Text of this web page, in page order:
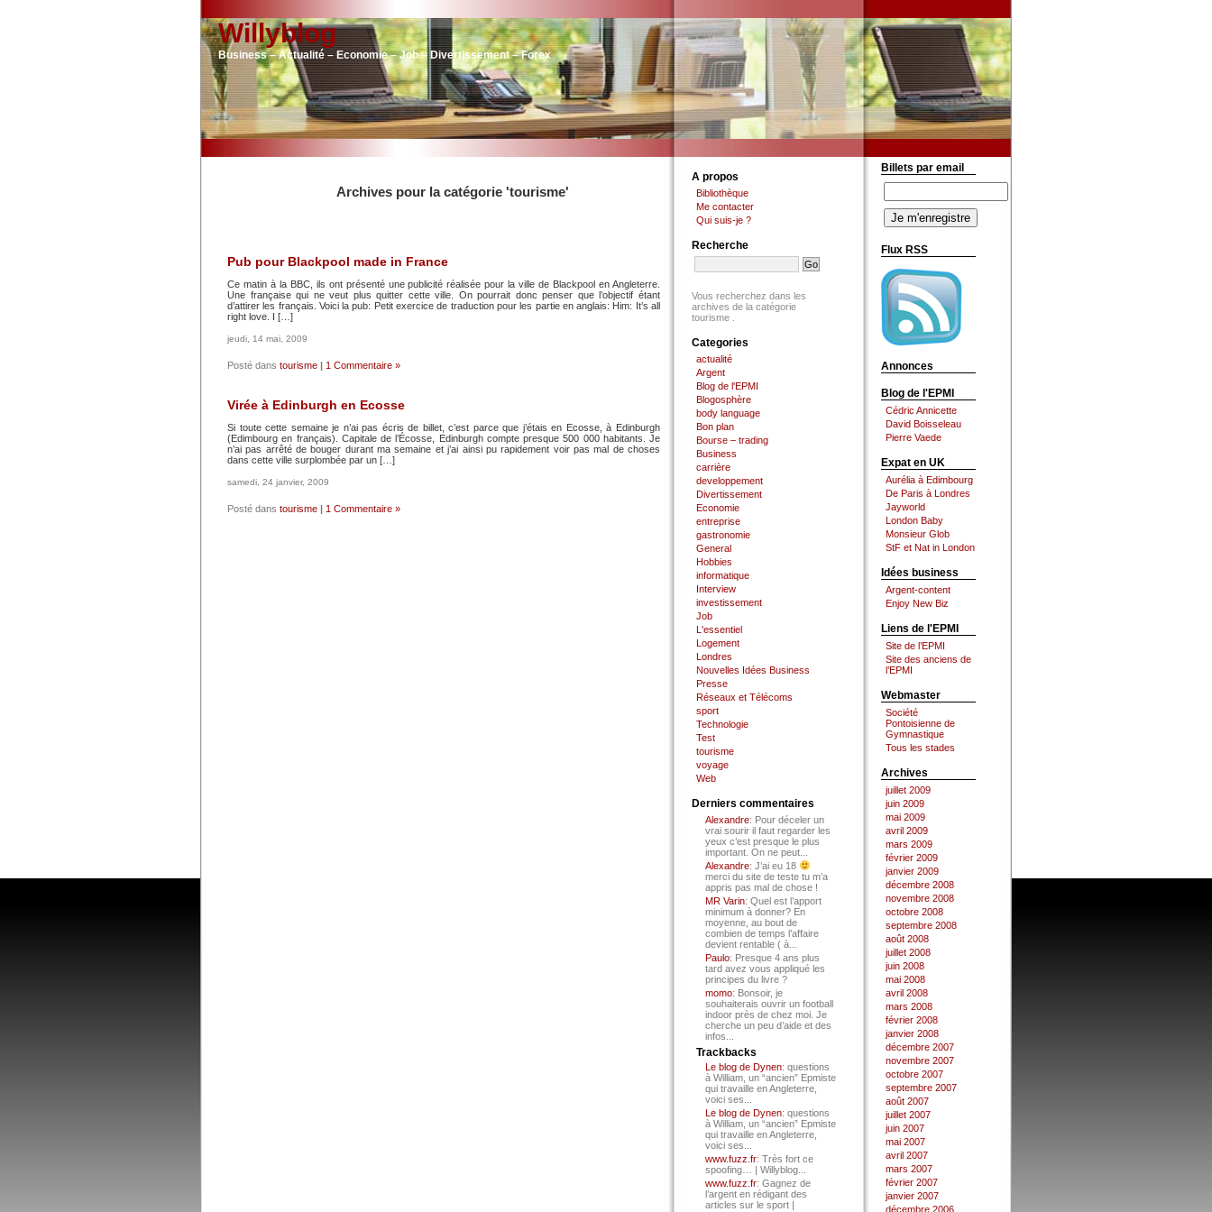
Willyblog
Business – Actualité – Economie – Job – Divertissement – Forex
Archives pour la catégorie 'tourisme'
Pub pour Blackpool made in France
Ce matin à la BBC, ils ont présenté une publicité réalisée pour la ville de Blackpool en Angleterre.
Une française qui ne veut plus quitter cette ville. On pourrait donc penser que l’objectif étant
d’attirer les français. Voici la pub: Petit exercice de traduction pour les partie en anglais: Him: It’s all
right love. I […]
jeudi, 14 mai, 2009
Posté dans tourisme | 1 Commentaire »
Virée à Edinburgh en Ecosse
Si toute cette semaine je n’ai pas écris de billet, c’est parce que j’étais en Ecosse, à Edinburgh
(Edimbourg en français). Capitale de l’Écosse, Edinburgh compte presque 500 000 habitants. Je
n’ai pas arrêté de bouger durant ma semaine et j’ai ainsi pu rapidement voir pas mal de choses
dans cette ville surplombée par un […]
samedi, 24 janvier, 2009
Posté dans tourisme | 1 Commentaire »
A propos
Bibliothèque
Me contacter
Qui suis-je ?
Recherche
Vous recherchez dans les
archives de la catégorie
tourisme .
Categories
actualité
Argent
Blog de l'EPMI
Blogosphère
body language
Bon plan
Bourse – trading
Business
carrière
developpement
Divertissement
Economie
entreprise
gastronomie
General
Hobbies
informatique
Interview
investissement
Job
L'essentiel
Logement
Londres
Nouvelles Idées Business
Presse
Réseaux et Télécoms
sport
Technologie
Test
tourisme
voyage
Web
Derniers commentaires
Alexandre: Pour déceler un
vrai sourir il faut regarder les
yeux c’est presque le plus
important. On ne peut...
Alexandre: J’ai eu 18
merci du site de teste tu m’a
appris pas mal de chose !
MR Varin: Quel est l’apport
minimum à donner? En
moyenne, au bout de
combien de temps l’affaire
devient rentable ( à...
Paulo: Presque 4 ans plus
tard avez vous appliqué les
principes du livre ?
momo: Bonsoir, je
souhaiterais ouvrir un football
indoor près de chez moi. Je
cherche un peu d’aide et des
infos...
Trackbacks
Le blog de Dynen: questions
à William, un “ancien” Epmiste
qui travaille en Angleterre,
voici ses...
Le blog de Dynen: questions
à William, un “ancien” Epmiste
qui travaille en Angleterre,
voici ses...
www.fuzz.fr: Très fort ce
spoofing… | Willyblog...
www.fuzz.fr: Gagnez de
l’argent en rédigant des
articles sur le sport |
Billets par email
Flux RSS
Annonces
Blog de l'EPMI
Cédric Annicette
David Boisseleau
Pierre Vaede
Expat en UK
Aurélia à Edimbourg
De Paris à Londres
Jayworld
London Baby
Monsieur Glob
StF et Nat in London
Idées business
Argent-content
Enjoy New Biz
Liens de l'EPMI
Site de l’EPMI
Site des anciens de
l’EPMI
Webmaster
Société
Pontoisienne de
Gymnastique
Tous les stades
Archives
juillet 2009
juin 2009
mai 2009
avril 2009
mars 2009
février 2009
janvier 2009
décembre 2008
novembre 2008
octobre 2008
septembre 2008
août 2008
juillet 2008
juin 2008
mai 2008
avril 2008
mars 2008
février 2008
janvier 2008
décembre 2007
novembre 2007
octobre 2007
septembre 2007
août 2007
juillet 2007
juin 2007
mai 2007
avril 2007
mars 2007
février 2007
janvier 2007
décembre 2006